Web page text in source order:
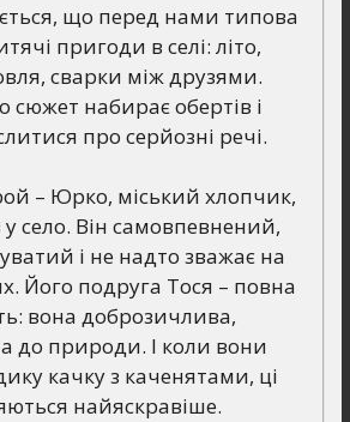
що перед нами типова
пригоди в селі: літо,
сварки між друзями.
сюжет набирає обертів і
про серйозні речі.
– Юрко, міський хлопчик,
село. Він самовпевнений,
і не надто зважає на
Його подруга Тося – повна
вона доброзичлива,
до природи. І коли вони
качку з каченятами, ці
найяскравіше.